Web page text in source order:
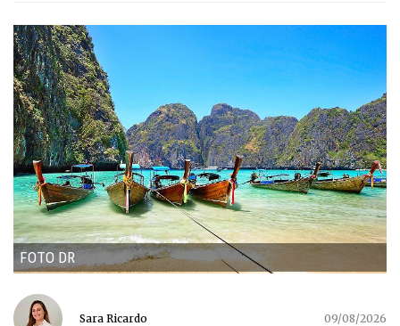
FOTO DR
Sara Ricardo 09/08/2026